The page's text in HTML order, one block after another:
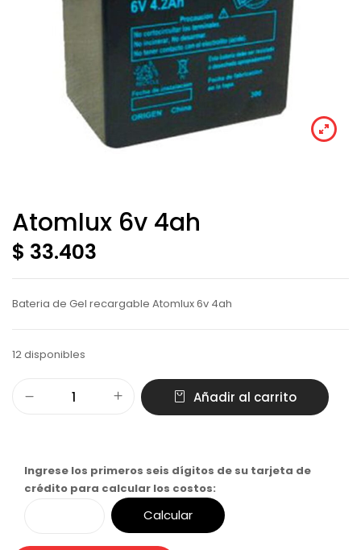
Atomlux 6v 4ah
$ 33.403
Bateria de Gel recargable Atomlux 6v 4ah
12 disponibles
Añadir al carrito
Ingrese los primeros seis dígitos de su tarjeta de
crédito para calcular los costos:
Calcular